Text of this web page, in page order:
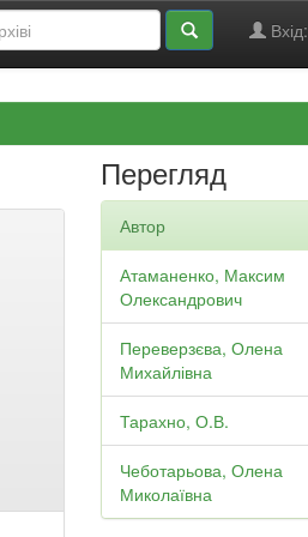
Вхід:
Перегляд
Автор
Атаманенко, Максим
Олександрович
Переверзєва, Олена
Михайлівна
Тарахно, О.В.
Чеботарьова, Олена
Миколаївна